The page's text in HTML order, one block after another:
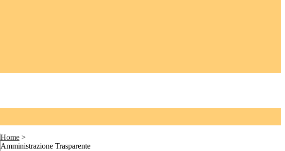
Home >
Amministrazione Trasparente